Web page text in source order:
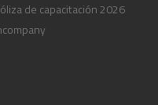
de capacitación 2026